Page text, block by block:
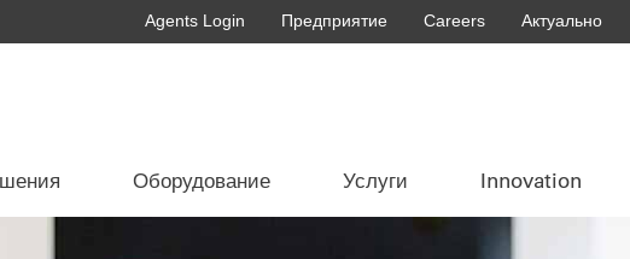
Agents Login Предприятие Careers Актуально
Оборудование Услуги Innovation